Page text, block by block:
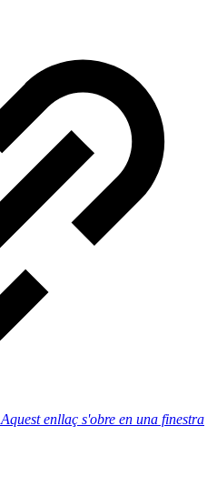
Aquest enllaç s'obre en una finestra